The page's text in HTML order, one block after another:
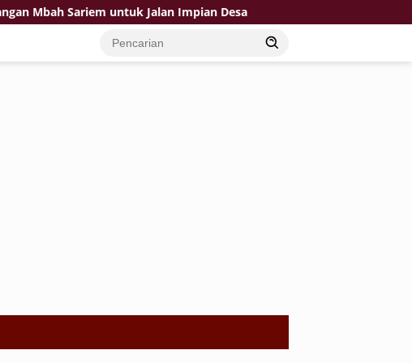
Mbah Sariem untuk Jalan Impian Desa